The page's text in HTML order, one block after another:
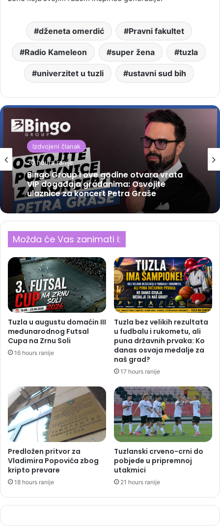
dženeta omerdić Pravni fakultet
Radio Kameleon super žena tuzla
univerzitet u tuzli ustavni sud bih
Izdvojeni članak
20 hours ranije
Bingo Group i ove godine otvara vrata
VIP događaja građanima: Osvojite
ulaznice za koncert Petra Graše
Možda će Vas zanimati i:
Tuzla u augustu domaćin III
međunarodnog Futsal
Cupa na Zrnu Soli
16 hours ranije
Tuzla bez velikih rezultata
u fudbalu i rukometu, ali
puna državnih prvaka: Ko
danas osvaja medalje za
naš grad?
17 hours ranije
Predložen pritvor za
Vladimira Popovića zbog
kripto prevare
18 hours ranije
Tuzlanski crveno-crni do
pobjede u pripremnoj
utakmici
21 hours ranije